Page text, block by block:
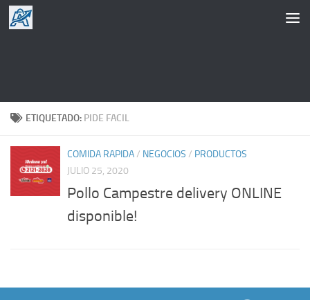
Saltar al contenido
ETIQUETADO: PIDE FACIL
COMIDA RAPIDA/ NEGOCIOS / PRODUCTOS
JULIO 25, 2020
Pollo Campestre delivery ONLINE
disponible!